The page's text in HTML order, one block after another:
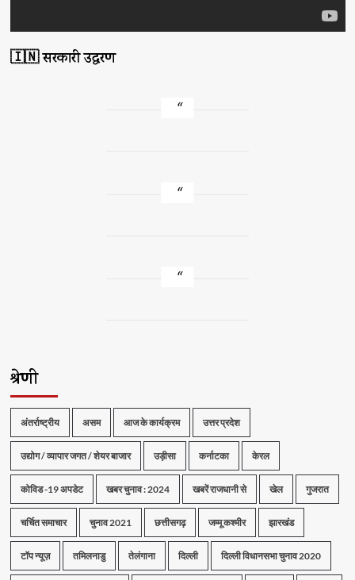
🇮🇳 सरकारी उद्धरण
श्रेणी
अंतर्राष्ट्रीय असम आज के कार्यक्रम उत्तर प्रदेश
उद्योग / व्यापार जगत / शेयर बाजार उड़ीसा कर्नाटका केरल
कोविड -19 अपडेट खबर चुनाव : 2024 खबरें राजधानी से खेल गुजरात
चर्चित समाचार चुनाव 2021 छत्तीसगढ़ जम्मू कश्मीर झारखंड
टॉप न्यूज़ तमिलनाडु तेलंगाना दिल्ली दिल्ली विधानसभा चुनाव 2020